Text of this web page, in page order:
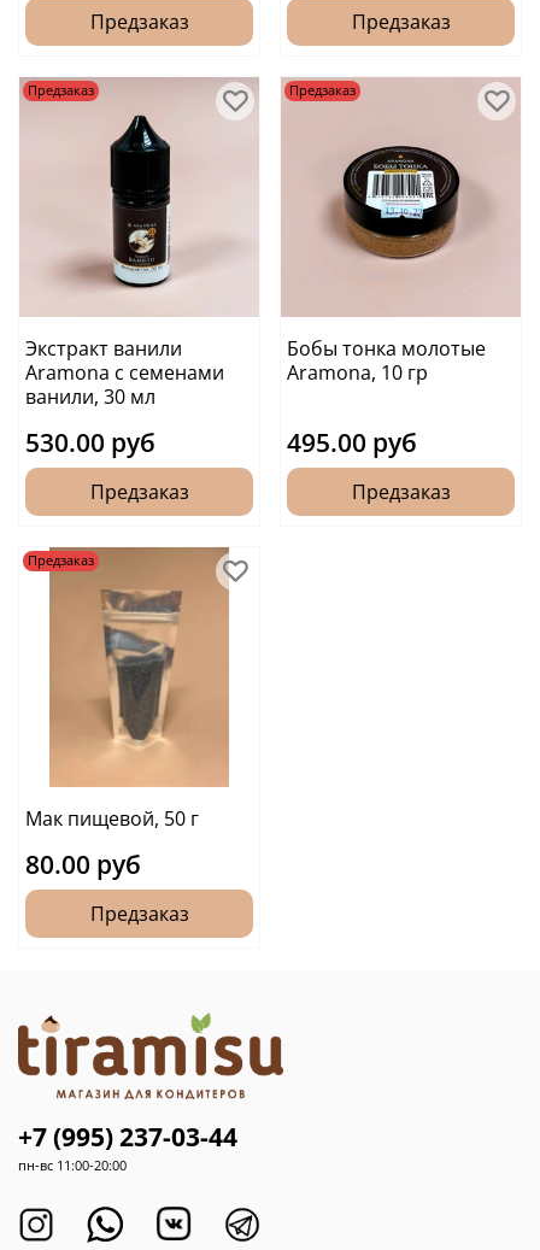
Предзаказ Предзаказ
Предзаказ
Экстракт ванили
Aramona с семенами
ванили, 30 мл
530.00 руб
Предзаказ
Предзаказ
Бобы тонка молотые
Aramona, 10 гр
495.00 руб
Предзаказ
Предзаказ
Мак пищевой, 50 г
80.00 руб
Предзаказ
+7 (995) 237-03-44
пн-вс 11:00-20:00